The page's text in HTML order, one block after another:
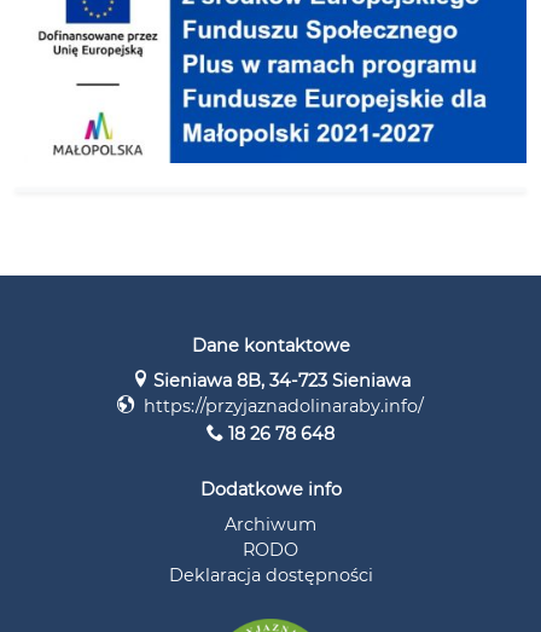
Dane kontaktowe
Sieniawa 8B, 34-723 Sieniawa
https://przyjaznadolinaraby.info/
18 26 78 648
Dodatkowe info
Archiwum
RODO
Deklaracja dostępności